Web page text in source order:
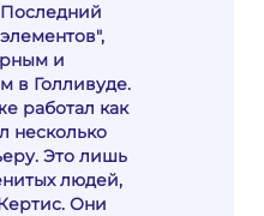
и
в Голливуде.
работал как
несколько
Это лишь
людей,
Они